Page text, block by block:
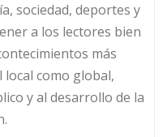
sociedad, deportes y
a los lectores bien
más
como global,
y al desarrollo de la